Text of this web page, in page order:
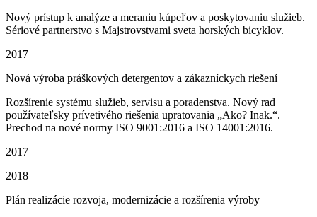
Nový prístup k analýze a meraniu kúpeľov a poskytovaniu služieb.
Sériové partnerstvo s Majstrovstvami sveta horských bicyklov.
2017
Nová výroba práškových detergentov a zákazníckych riešení
Rozšírenie systému služieb, servisu a poradenstva. Nový rad
používateľsky prívetivého riešenia upratovania „Ako? Inak.“.
Prechod na nové normy ISO 9001:2016 a ISO 14001:2016.
2017
2018
Plán realizácie rozvoja, modernizácie a rozšírenia výroby